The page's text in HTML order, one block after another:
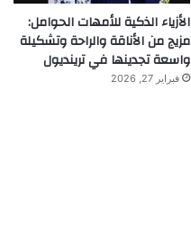
الأزياء الذكية للأمهات الحوامل:
مزيج من الأناقة والراحة وتشكيلة
واسعة تجدينها في ترينديول
فبراير 27, 2026